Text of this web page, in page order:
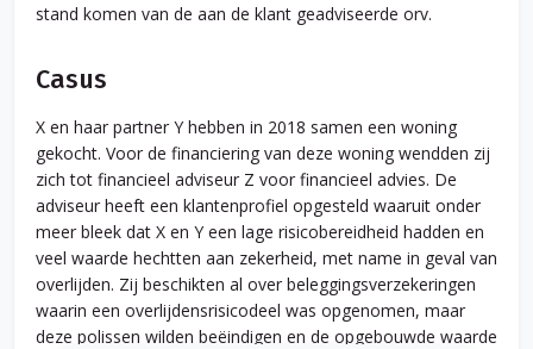
stand komen van de aan de klant geadviseerde orv.
Casus
X en haar partner Y hebben in 2018 samen een woning
gekocht. Voor de financiering van deze woning wendden zij
zich tot financieel adviseur Z voor financieel advies. De
adviseur heeft een klantenprofiel opgesteld waaruit onder
meer bleek dat X en Y een lage risicobereidheid hadden en
veel waarde hechtten aan zekerheid, met name in geval van
overlijden. Zij beschikten al over beleggingsverzekeringen
waarin een overlijdensrisicodeel was opgenomen, maar
deze polissen wilden beëindigen en de opgebouwde waarde